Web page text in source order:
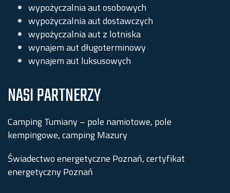
wypożyczalnia aut osobowych
wypożyczalnia aut dostawczych
wypożyczalnia aut z lotniska
wynajem aut długoterminowy
wynajem aut luksusowych
NASI PARTNERZY
Camping Tumiany – pole namiotowe, pole
kempingowe, camping Mazury
Świadectwo energetyczne Poznań, certyfikat
energetyczny Poznań